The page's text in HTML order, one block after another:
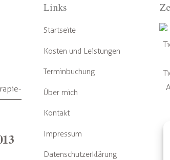
Links
Startseite
Kosten und Leistungen
Terminbuchung
Über mich
Kontakt
Impressum
Datenschutzerklärung